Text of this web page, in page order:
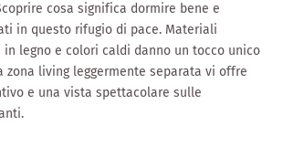
cosa significa dormire bene e
in questo rifugio di pace. Materiali
legno e colori caldi danno un tocco unico
zona living leggermente separata vi offre
e una vista spettacolare sulle